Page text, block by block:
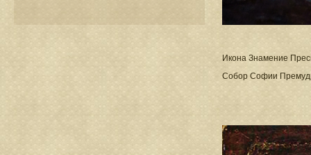
Икона Знамение
Собор Софии